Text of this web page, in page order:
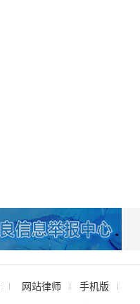
网站律师 手机版